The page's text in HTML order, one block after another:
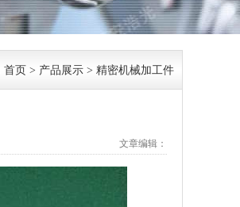
首页 > 产品展示 > 精密机械加工件
文章编辑：